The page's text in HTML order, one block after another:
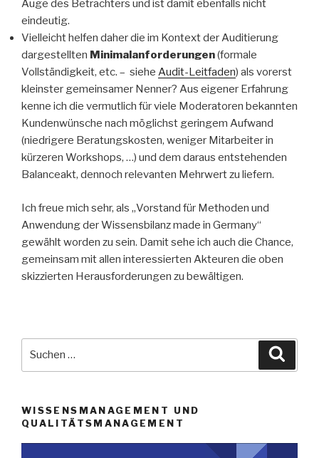
Auge des Betrachters und ist damit ebenfalls nicht
eindeutig.
Vielleicht helfen daher die im Kontext der Auditierung
dargestellten Minimalanforderungen(formale
Vollständigkeit, etc. – siehe Audit-Leitfaden) als vorerst
kleinster gemeinsamer Nenner? Aus eigener Erfahrung
kenne ich die vermutlich für viele Moderatoren bekannten
Kundenwünsche nach möglichst geringem Aufwand
(niedrigere Beratungskosten, weniger Mitarbeiter in
kürzeren Workshops, …) und dem daraus entstehenden
Balanceakt, dennoch relevanten Mehrwert zu liefern.
Ich freue mich sehr, als „Vorstand für Methoden und
Anwendung der Wissensbilanz made in Germany“
gewählt worden zu sein. Damit sehe ich auch die Chance,
gemeinsam mit allen interessierten Akteuren die oben
skizzierten Herausforderungen zu bewältigen.
WISSENSMANAGEMENT UND
QUALITÄTSMANAGEMENT